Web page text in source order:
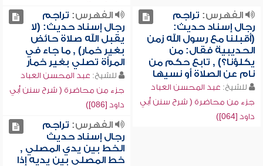
الفهرس: تراجم
رجال إسناد حديث:
(أقبلنا مع رسول الله زمن
الحديبية فقال: من
يكلؤنا؟) , تابع حكم من
نام عن الصلاة أو نسيها
للشيخ: عبد المحسن العباد
جزء من محاضرة ( شرح سنن أبي
داود [064])
الفهرس: تراجم
رجال إسناد حديث: (لا
يقبل الله صلاة حائض
بغير خمار) , ما جاء في
المرأة تصلي بغير خمار
للشيخ: عبد المحسن العباد
جزء من محاضرة ( شرح سنن أبي
داود [086])
الفهرس: تراجم
رجال إسناد حديث
الخط بين يدي المصلي ,
خط المصلي بين يديه إذا